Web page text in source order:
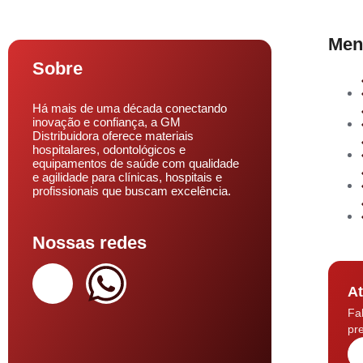
Sobre
Há mais de uma década conectando
inovação e confiança, a GM
Distribuidora oferece materiais
hospitalares, odontológicos e
equipamentos de saúde com qualidade
e agilidade para clínicas, hospitais e
profissionais que buscam excelência.
Nossas redes